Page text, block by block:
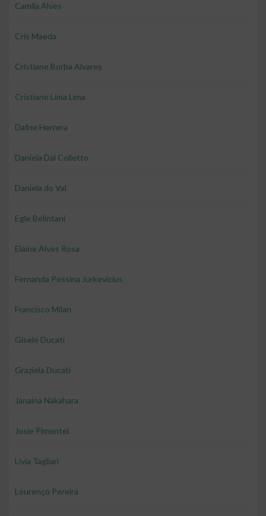
Camila Alves
Cris Maeda
Cristiane Borba Alvares
Cristiane Lima Lima
Dafne Herrera
Daniela Dal Colletto
Daniela do Val
Egle Belintani
Elaine Alves Rosa
Fernanda Pessina Jurkevicius
Francisco Milan
Gisele Ducati
Graziela Ducati
Janaina Nakahara
Josie Pimentel
Livia Tagliari
Lourenço Pereira